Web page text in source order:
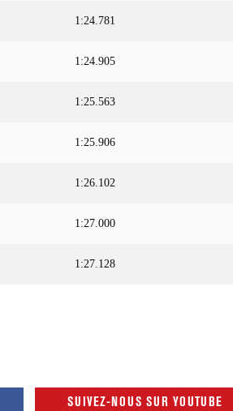
1:24.781
1:24.905
1:25.563
1:25.906
1:26.102
1:27.000
1:27.128
SUIVEZ-NOUS SUR YOUTUBE